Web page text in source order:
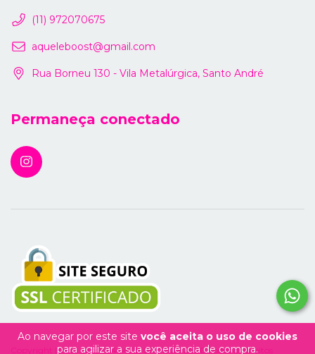
Ao navegar por este site você aceita o uso de cookies
para agilizar a sua experiência de compra.
(11) 972070675
aqueleboost@gmail.com
Rua Borneu 130 - Vila Metalúrgica, Santo André
Permaneça conectado
Copyright Boost Labs - 54114929000170 - 2026. Todos os direitos